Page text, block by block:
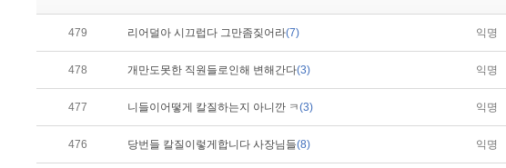
479 리어덜아 시끄럽다 그만좀짖어라(7) 익명
478 개만도못한 직원들로인해 변해간다(3) 익명
477 니들이어떻게 칼질하는지 아니깐 ㅋ(3) 익명
476 당번들 칼질이렇게합니다 사장님들(8) 익명